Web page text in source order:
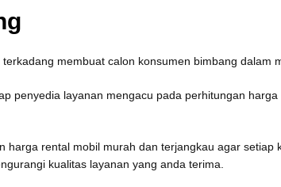
membuat calon konsumen bimbang dalam
penyedia layanan mengacu pada perhitungan
rental mobil murah dan terjangkau agar
kualitas layanan yang anda terima.